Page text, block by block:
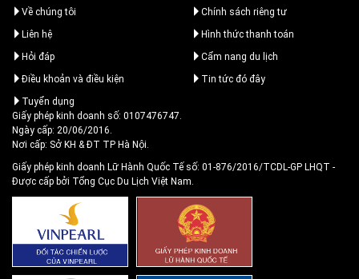
Về chúng tôi
Chính sách riêng tư
Liên hệ
Hình thức thanh toán
Hỏi đáp
Cẩm nang du lịch
Điều khoản và điều kiện
Tin tức đó đây
Tuyển dụng
Giấy phép kinh doanh số: 0107476747.
Ngày cấp: 20/06/2016.
Nơi cấp: Sở KH & ĐT TP Hà Nội.
Giấy phép kinh doanh Lữ Hành Quốc Tế số: 01-876/2016/TCDL-GP LHQT -
Được cấp bởi Tổng Cục Du Lịch Việt Nam.